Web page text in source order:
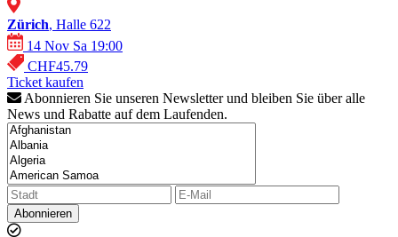
Zürich, Halle 622
14 Nov Sa 19:00
CHF45.79
Ticket kaufen
Abonnieren Sie unseren Newsletter und bleiben Sie über alle
News und Rabatte auf dem Laufenden.
Abonnieren